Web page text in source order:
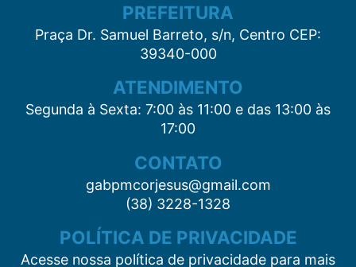
PREFEITURA
Praça Dr. Samuel Barreto, s/n, Centro CEP:
39340-000
ATENDIMENTO
Segunda à Sexta: 7:00 às 11:00 e das 13:00 às
17:00
CONTATO
gabpmcorjesus@gmail.com
(38) 3228-1328
POLÍTICA DE PRIVACIDADE
Acesse nossa política de privacidade para mais